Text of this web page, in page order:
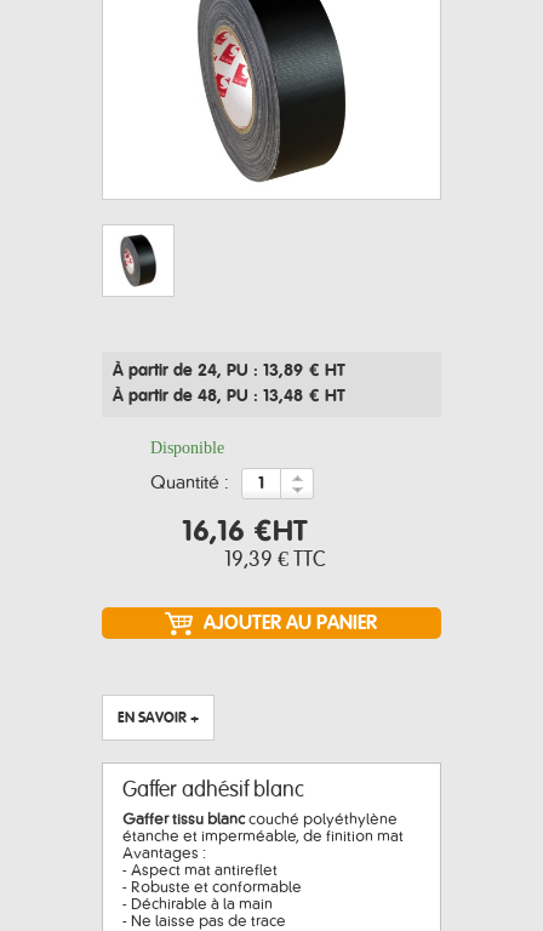
À partir de 24, PU : 13,89 € HT
À partir de 48, PU : 13,48 € HT
Disponible
quantité :
16,16 €HT
19,39 € TTC
EN SAVOIR +
Gaffer adhésif blanc
Gaffer tissu blanccouché polyéthylène
étanche et imperméable, de finition mat
Avantages :
- Aspect mat antireflet
- Robuste et conformable
- Déchirable à la main
- Ne laisse pas de trace